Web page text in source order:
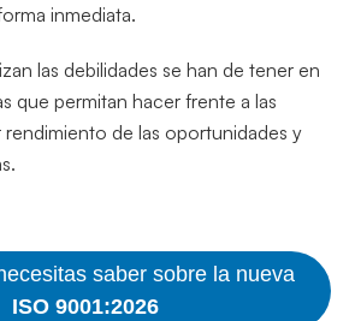
inmediata.
las debilidades se han de tener en
que permitan hacer frente a las
rendimiento de las oportunidades y
saber sobre la nueva
ISO 9001:2026